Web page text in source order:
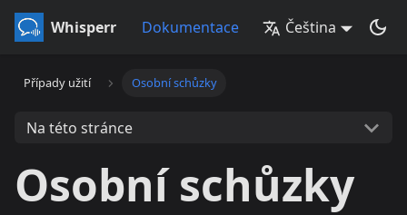
Whisperr Dokumentace Čeština
Případy užití Osobní schůzky
Na této stránce
Osobní schůzky